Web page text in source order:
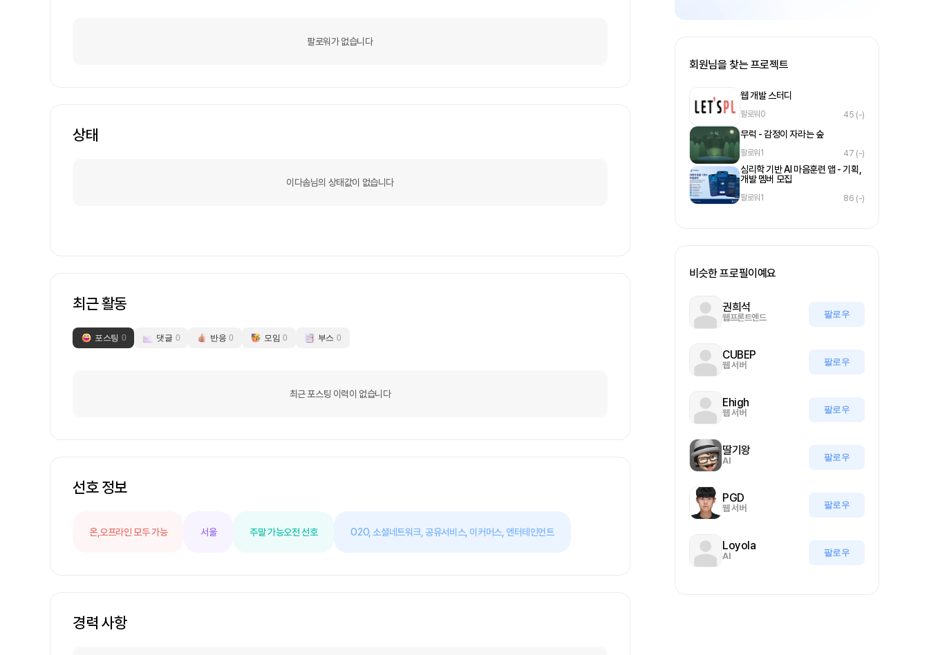
팔로워가 없습니다
상태
이다솜님의 상태값이 없습니다
최근 활동
포스팅 0 댓글 0 반응 0 모임 0 부스 0
최근 포스팅 이력이 없습니다
선호 정보
온,오프라인 모두 가능 서울 주말 가능오전 선호 O2O, 소셜네트워크, 공유서비스, 이커머스, 엔터테인먼트
경력 사항
회원님을 찾는 프로젝트
웹 개발 스터디
팔로워0 45 (-)
무럭 - 감정이 자라는 숲
팔로워1 47 (-)
심리학 기반 AI 마음훈련 앱 - 기획,
개발 멤버 모집
팔로워1 86 (-)
비슷한 프로필이예요
권희석
웹프론트엔드 팔로우
CUBEP
웹 서버 팔로우
Ehigh
웹 서버 팔로우
딸기왕
AI 팔로우
PGD
웹 서버 팔로우
Loyola
AI 팔로우